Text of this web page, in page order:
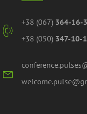
+38 (067) 364-16-
+38 (050) 347-10-